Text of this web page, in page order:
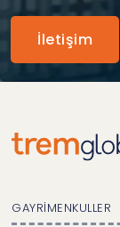
İletişim
GAYRİMENKULLER